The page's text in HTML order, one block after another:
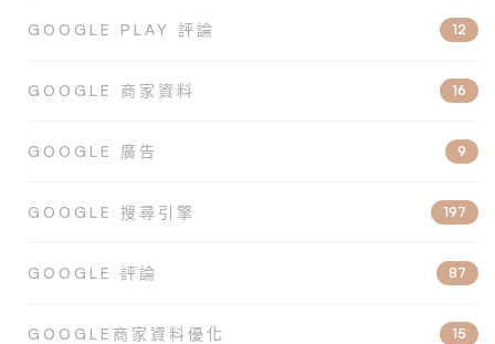
GOOGLE PLAY 評論 12
GOOGLE 商家資料 16
GOOGLE 廣告 9
GOOGLE 搜尋引擎 197
GOOGLE 評論 87
GOOGLE商家資料優化 15